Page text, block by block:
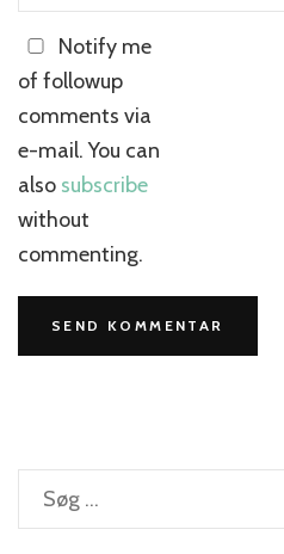
Notify me
of followup
comments via
e-mail. You can
also subscribe
without
commenting.
Søg
efter: